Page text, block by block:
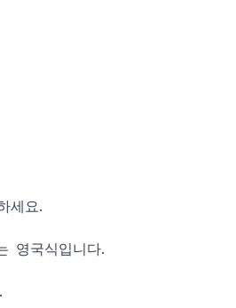
세요.
영국식입니다.